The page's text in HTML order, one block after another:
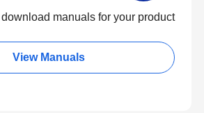
download manuals for your product.
View Manuals